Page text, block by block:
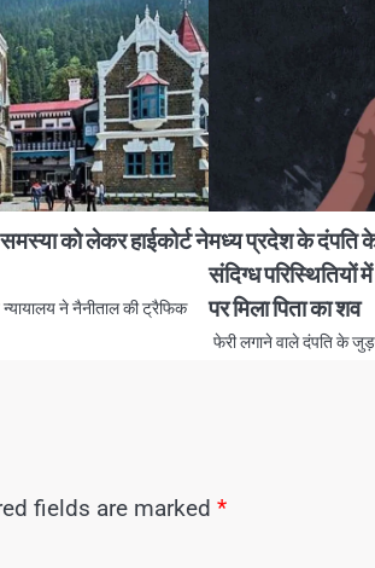
को लेकर हाईकोर्ट ने
ने नैनीताल की ट्रैफिक
मध्य प्रदेश के दंपति
संदिग्ध
पर मिला पिता का शव
फेरी लगाने वाले दंपति के
fields are marked *